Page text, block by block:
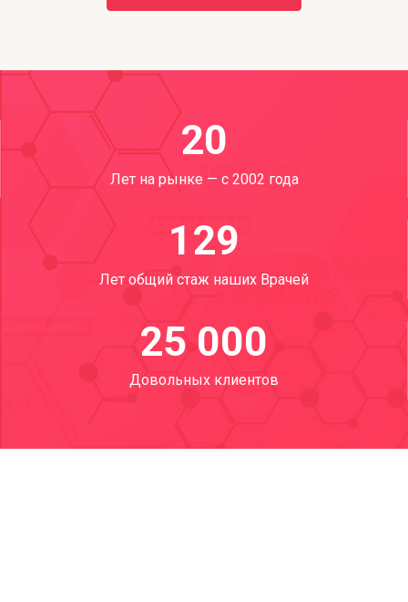
20
Лет на рынке — с 2002 года
129
Лет общий стаж наших Врачей
25 000
Довольных клиентов